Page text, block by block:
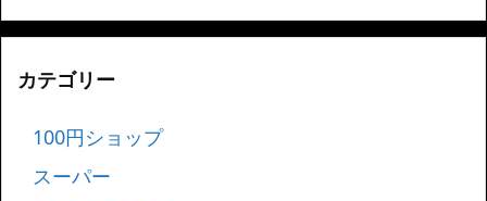
カテゴリー
100円ショップ
スーパー